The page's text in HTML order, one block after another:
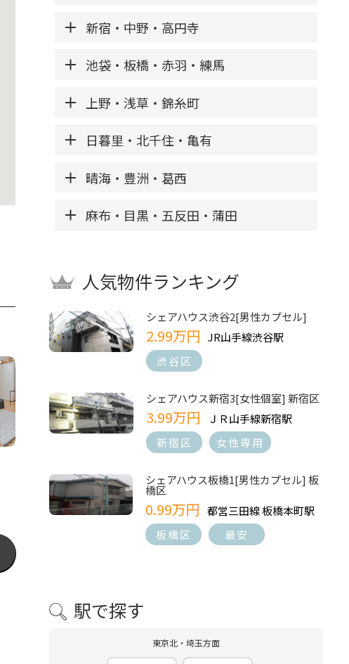
新宿・中野・高円寺
池袋・板橋・赤羽・練馬
上野・浅草・錦糸町
日暮里・北千住・亀有
晴海・豊洲・葛西
麻布・目黒・五反田・蒲田
人気物件ランキング
シェアハウス渋谷2[男性カプセル]
2.99万円 JR山手線渋谷駅
渋谷区
シェアハウス新宿3[女性個室] 新宿区
3.99万円
ＪＲ山手線新宿駅
新宿区
女性専用
シェアハウス板橋1[男性カプセル] 板
橋区
0.99万円 都営三田線 板橋本町駅
板橋区
最安
駅で探す
東京北・埼玉方面